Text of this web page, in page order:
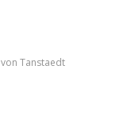
vonTanstaedt